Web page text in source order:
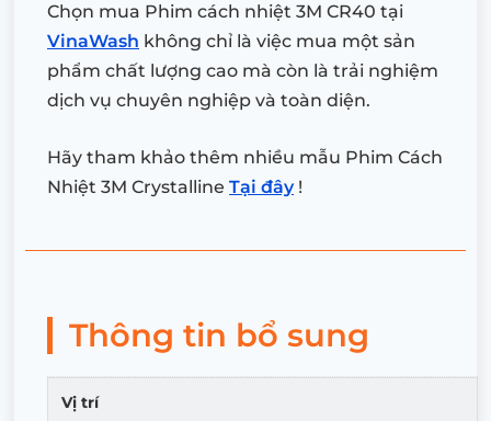
Chọn mua Phim cách nhiệt 3M CR40 tại
VinaWash không chỉ là việc mua một sản
phẩm chất lượng cao mà còn là trải nghiệm
dịch vụ chuyên nghiệp và toàn diện.
Hãy tham khảo thêm nhiều mẫu Phim Cách
Nhiệt 3M Crystalline Tại đây!
Thông tin bổ sung
Vị trí